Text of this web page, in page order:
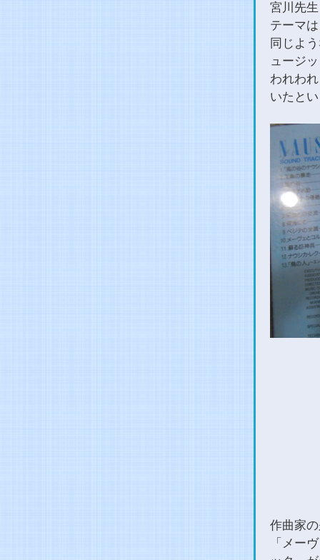
宮川先
テーマ
同じよ
ュージ
われわ
いたと
作曲家
「メー